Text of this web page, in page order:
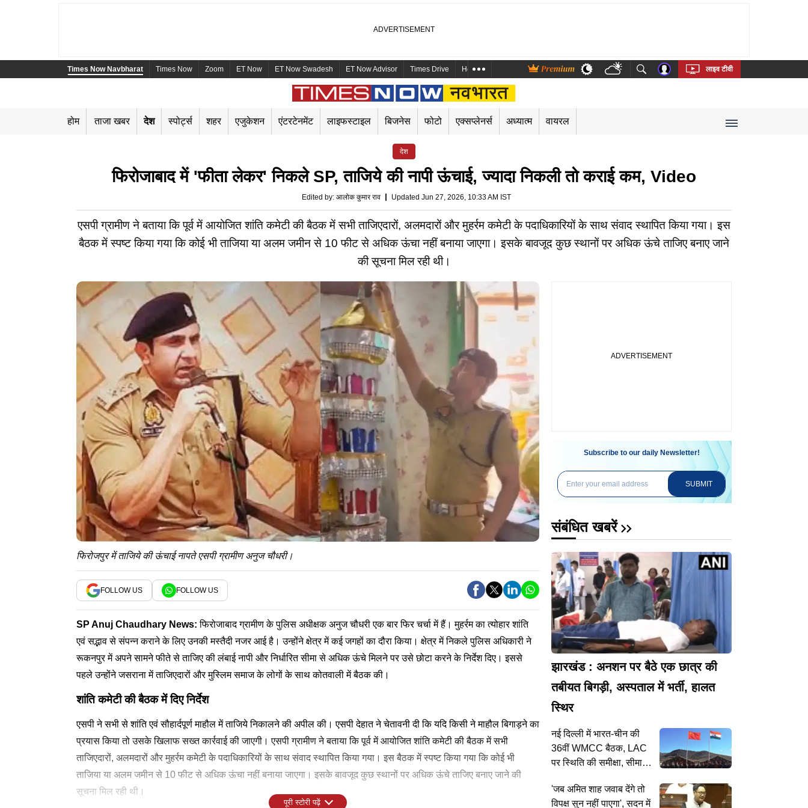
Times Now Navbharat Times Now Zoom ET Now ET Now Swadesh ET Now Advisor Times Drive Health and Me Marathi Bengali Telugu Tamil Kannada Malayalam
लाइव टीवी
होम ताजा खबर देश स्पोर्ट्स शहर एजुकेशन एंटरटेनमेंट लाइफस्टाइल बिजनेस फोटो एक्सप्लेनर्स अध्यात्म वायरल
देश
फिरोजाबाद में 'फीता लेकर' निकले SP, ताजिये की नापी ऊंचाई, ज्यादा निकली तो कराई कम, Video
Edited by: आलोक कुमार राव Updated Jun 27, 2026, 10:33 AM IST
एसपी ग्रामीण ने बताया कि पूर्व में आयोजित शांति कमेटी की बैठक में सभी ताजिएदारों, अलमदारों और मुहर्रम कमेटी के पदाधिकारियों के साथ संवाद स्थापित किया गया। इस
बैठक में स्पष्ट किया गया कि कोई भी ताजिया या अलम जमीन से 10 फीट से अधिक ऊंचा नहीं बनाया जाएगा। इसके बावजूद कुछ स्थानों पर अधिक ऊंचे ताजिए बनाए जाने
की सूचना मिल रही थी।
फिरोजपुर में ताजिये की ऊंचाई नापते एसपी ग्रामीण अनुज चौधरी।
FOLLOW US FOLLOW US
SP Anuj Chaudhary News:फिरोजाबाद ग्रामीण के पुलिस अधीक्षक अनुज चौधरी एक बार फिर चर्चा में हैं। मुहर्रम का त्योहार शांति
एवं सद्भाव से संपन्न कराने के लिए उनकी मस्तैदी नजर आई है। उन्होंने क्षेत्र में कई जगहों का दौरा किया। क्षेत्र में निकले पुलिस अधिकारी ने
रूकनपुर में अपने सामने फीते से ताजिए की लंबाई नापी और निर्धारित सीमा से अधिक ऊंचे मिलने पर उसे छोटा करने के निर्देश दिए। इससे
पहले उन्होंने जसराना में ताजिएदारों और मुस्लिम समाज के लोगों के साथ कोतवाली में बैठक की।
शांति कमेटी की बैठक में दिए निर्देश
एसपी ने सभी से शांति एवं सौहार्दपूर्ण माहौल में ताजिये निकालने की अपील की। एसपी देहात ने चेतावनी दी कि यदि किसी ने माहौल बिगाड़ने का
प्रयास किया तो उसके खिलाफ सख्त कार्रवाई की जाएगी। एसपी ग्रामीण ने बताया कि पूर्व में आयोजित शांति कमेटी की बैठक में सभी
ताजिएदारों, अलमदारों और मुहर्रम कमेटी के पदाधिकारियों के साथ संवाद स्थापित किया गया। इस बैठक में स्पष्ट किया गया कि कोई भी
ताजिया या अलम जमीन से 10 फीट से अधिक ऊंचा नहीं बनाया जाएगा। इसके बावजूद कुछ स्थानों पर अधिक ऊंचे ताजिए बनाए जाने की
सूचना मिल रही थी।
पूरी स्टोरी पढ़ें
Subscribe to our daily Newsletter!
SUBMIT
संबंधित खबरें
झारखंड : अनशन पर बैठे एक छात्र की
तबीयत बिगड़ी, अस्पताल में भर्ती, हालत
स्थिर
नई दिल्ली में भारत-चीन की
36वीं WMCC बैठक, LAC
पर स्थिति की समीक्षा, सीमा
करने पर हुई विस्तृत चर्चा
'जब अमित शाह जवाब देंगे तो
विपक्ष सुन नहीं पाएगा', सदन में